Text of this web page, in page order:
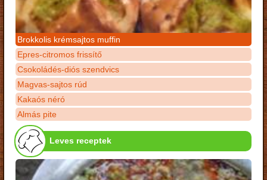
Brokkolis krémsajtos muffin
Epres-citromos frissítő
Csokoládés-diós szendvics
Magvas-sajtos rúd
Kakaós néró
Almás pite
Leves receptek